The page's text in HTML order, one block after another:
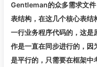
Gentleman的众多需求文
表结构，在这几个核心表结
一行业务程序代码的，这是
作是一直在同步进行的，因
是平行的，只需要在框架